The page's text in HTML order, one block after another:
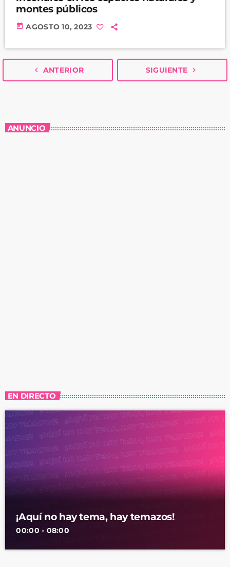
montes públicos
today AGOSTO 10, 2023
navigate_before ANTERIOR SIGUIENTE navigate_next
ANUNCIO
EN DIRECTO
¡Aquí no hay tema, hay temazos!
00:00 - 08:00